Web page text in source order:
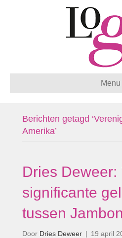
Menu
Berichten getagd
Amerika’
Dries Deweer:
significante
tussen
Door Dries Deweer | 19 april